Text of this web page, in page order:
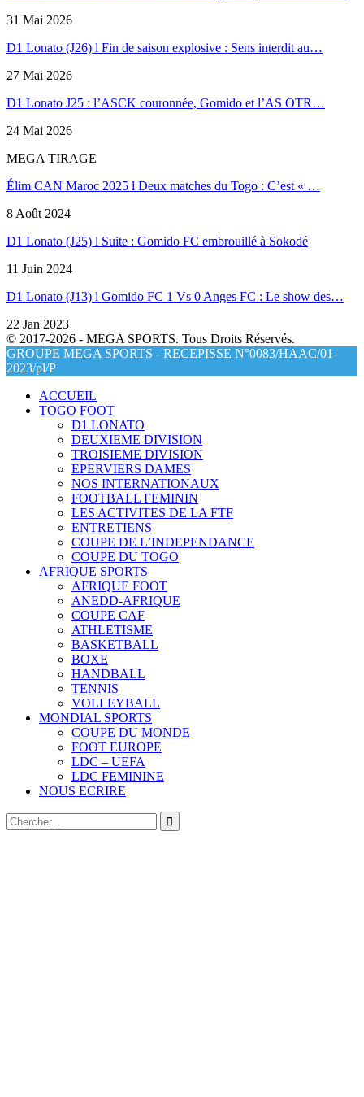
31 Mai 2026
D1 Lonato (J26) l Fin de saison explosive : Sens interdit au…
27 Mai 2026
D1 Lonato J25 : l’ASCK couronnée, Gomido et l’AS OTR…
24 Mai 2026
MEGA TIRAGE
Élim CAN Maroc 2025 l Deux matches du Togo : C’est « …
8 Août 2024
D1 Lonato (J25) l Suite : Gomido FC embrouillé à Sokodé
11 Juin 2024
D1 Lonato (J13) l Gomido FC 1 Vs 0 Anges FC : Le show des…
22 Jan 2023
© 2017-2026 - MEGA SPORTS. Tous Droits Réservés.
GROUPE MEGA SPORTS - RECEPISSE N°0083/HAAC/01-
2023/pl/P
ACCUEIL
TOGO FOOT
D1 LONATO
DEUXIEME DIVISION
TROISIEME DIVISION
EPERVIERS DAMES
NOS INTERNATIONAUX
FOOTBALL FEMININ
LES ACTIVITES DE LA FTF
ENTRETIENS
COUPE DE L’INDEPENDANCE
COUPE DU TOGO
AFRIQUE SPORTS
AFRIQUE FOOT
ANEDD-AFRIQUE
COUPE CAF
ATHLETISME
BASKETBALL
BOXE
HANDBALL
TENNIS
VOLLEYBALL
MONDIAL SPORTS
COUPE DU MONDE
FOOT EUROPE
LDC – UEFA
LDC FEMININE
NOUS ECRIRE